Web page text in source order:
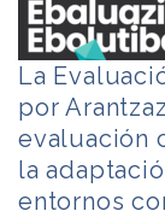
La
por
evaluación
la
entornos